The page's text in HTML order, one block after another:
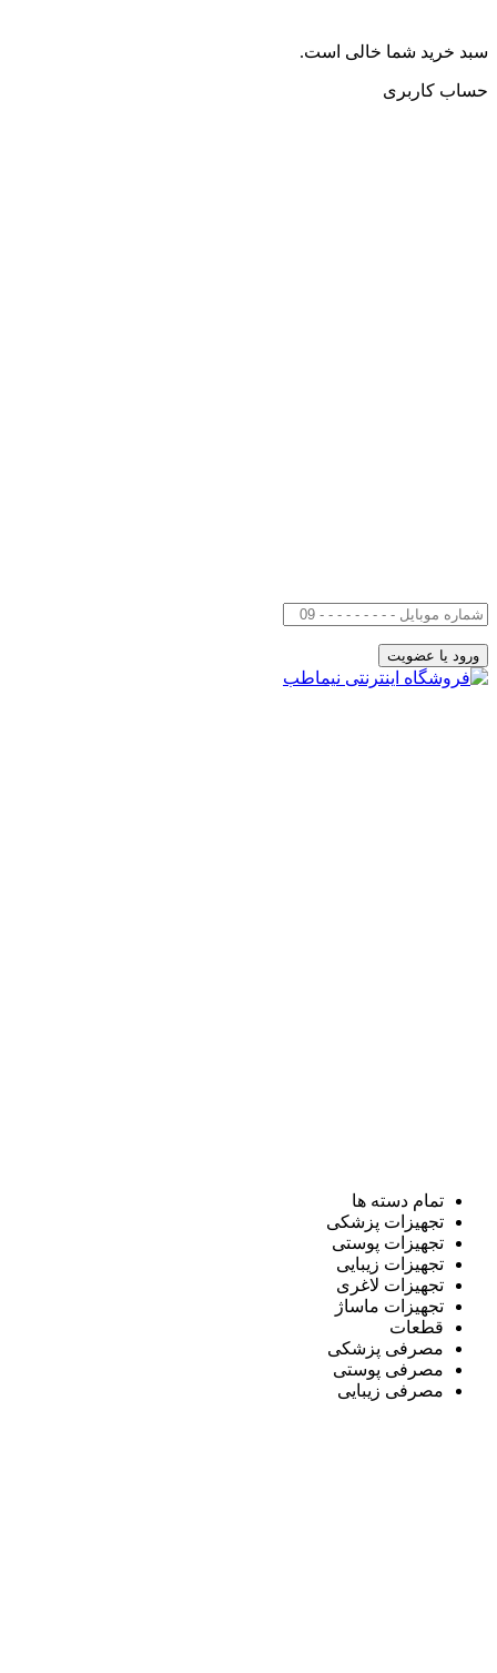
سبد خرید شما خالی است.
حساب کاربری
تمام دسته ها
تجهیزات پزشکی
تجهیزات پوستی
تجهیزات زیبایی
تجهیزات لاغری
تجهیزات ماساژ
قطعات
مصرفی پزشکی
مصرفی پوستی
مصرفی زیبایی